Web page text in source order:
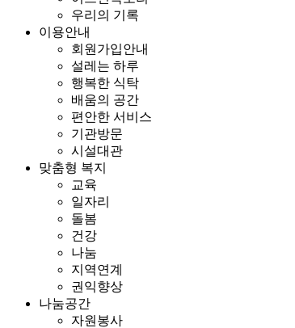
우리의 기록
이용안내
회원가입안내
설레는 하루
행복한 식탁
배움의 공간
편안한 서비스
기관방문
시설대관
맞춤형 복지
교육
일자리
돌봄
건강
나눔
지역연계
권익향상
나눔공간
자원봉사